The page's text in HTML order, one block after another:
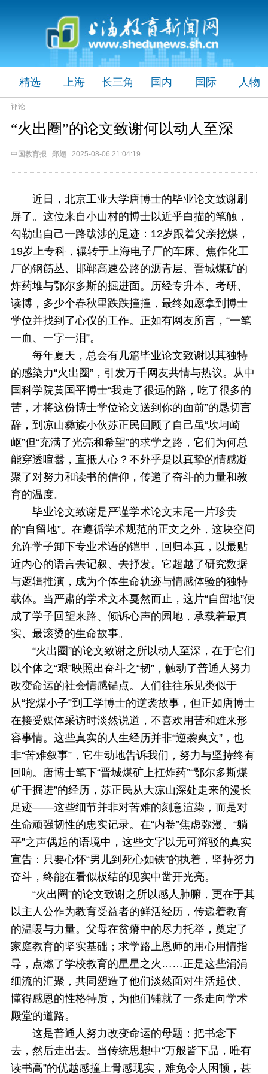
精选 上海 长三角 国内 国际 人物
评论
“火出圈”的论文致谢何以动人至深
中国教育报 郑翅 2025-08-06 21:04:19
近日，北京工业大学唐博士的毕业论文致谢刷
屏了。这位来自小山村的博士以近乎白描的笔触，
勾勒出自己一路跋涉的足迹：12岁跟着父亲挖煤，
19岁上专科，辗转于上海电子厂的车床、焦作化工
厂的钢筋丛、邯郸高速公路的沥青层、晋城煤矿的
炸药堆与鄂尔多斯的掘进面。历经专升本、考研、
读博，多少个春秋里跌跌撞撞，最终如愿拿到博士
学位并找到了心仪的工作。正如有网友所言，“一笔
一血、一字一泪”。
每年夏天，总会有几篇毕业论文致谢以其独特
的感染力“火出圈”，引发万千网友共情与热议。从中
国科学院黄国平博士“我走了很远的路，吃了很多的
苦，才将这份博士学位论文送到你的面前”的恳切言
辞，到凉山彝族小伙苏正民回顾了自己虽“坎坷崎
岖”但“充满了光亮和希望”的求学之路，它们为何总
能穿透喧嚣，直抵人心？不外乎是以真挚的情感凝
聚了对努力和读书的信仰，传递了奋斗的力量和教
育的温度。
毕业论文致谢是严谨学术论文末尾一片珍贵
的“自留地”。在遵循学术规范的正文之外，这块空间
允许学子卸下专业术语的铠甲，回归本真，以最贴
近内心的语言去记叙、去抒发。它超越了研究数据
与逻辑推演，成为个体生命轨迹与情感体验的独特
载体。当严肃的学术文本戛然而止，这片“自留地”便
成了学子回望来路、倾诉心声的园地，承载着最真
实、最滚烫的生命故事。
“火出圈”的论文致谢之所以动人至深，在于它们
以个体之“艰”映照出奋斗之“韧”，触动了普通人努力
改变命运的社会情感锚点。人们往往乐见类似于
从“挖煤小子”到工学博士的逆袭故事，但正如唐博士
在接受媒体采访时淡然说道，不喜欢用苦和难来形
容事情。这些真实的人生经历并非“逆袭爽文”，也
非“苦难叙事”，它生动地告诉我们，努力与坚持终有
回响。唐博士笔下“晋城煤矿上扛炸药”“鄂尔多斯煤
矿干掘进”的经历，苏正民从大凉山深处走来的漫长
足迹——这些细节并非对苦难的刻意渲染，而是对
生命顽强韧性的忠实记录。在“内卷”焦虑弥漫、“躺
平”之声偶起的语境中，这些文字以无可辩驳的真实
宣告：只要心怀“男儿到死心如铁”的执着，坚持努力
奋斗，终能在看似板结的现实中凿开光亮。
“火出圈”的论文致谢之所以感人肺腑，更在于其
以主人公作为教育受益者的鲜活经历，传递着教育
的温暖与力量。父母在贫瘠中的尽力托举，奠定了
家庭教育的坚实基础；求学路上恩师的用心用情指
导，点燃了学校教育的星星之火……正是这些涓涓
细流的汇聚，共同塑造了他们淡然面对生活起伏、
懂得感恩的性格特质，为他们铺就了一条走向学术
殿堂的道路。
这是普通人努力改变命运的母题：把书念下
去，然后走出去。当传统思想中“万般皆下品，唯有
读书高”的优越感撞上骨感现实，难免令人困顿，甚